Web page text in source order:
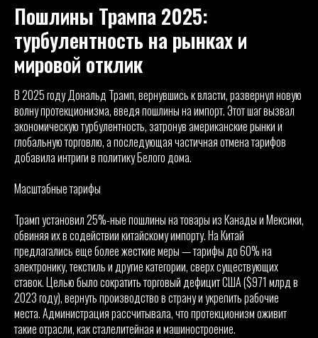
Пошлины Трампа 2025:
турбулентность на рынках и
мировой отклик
В 2025 году Дональд Трамп, вернувшись к власти, развернул новую
волну протекционизма, введя пошлины на импорт. Этот шаг вызвал
экономическую турбулентность, затронув американские рынки и
глобальную торговлю, а последующая частичная отмена тарифов
добавила интриги в политику Белого дома.
Масштабные тарифы
Трамп установил 25%-ные пошлины на товары из Канады и Мексики,
обвиняя их в содействии китайскому импорту. На Китай
предлагались еще более жесткие меры — тарифы до 60% на
электронику, текстиль и другие категории, сверх существующих
ставок. Целью было сократить торговый дефицит США ($971 млрд в
2023 году), вернуть производство в страну и укрепить рабочие
места. Администрация рассчитывала, что протекционизм оживит
такие отрасли, как сталелитейная и машиностроение.